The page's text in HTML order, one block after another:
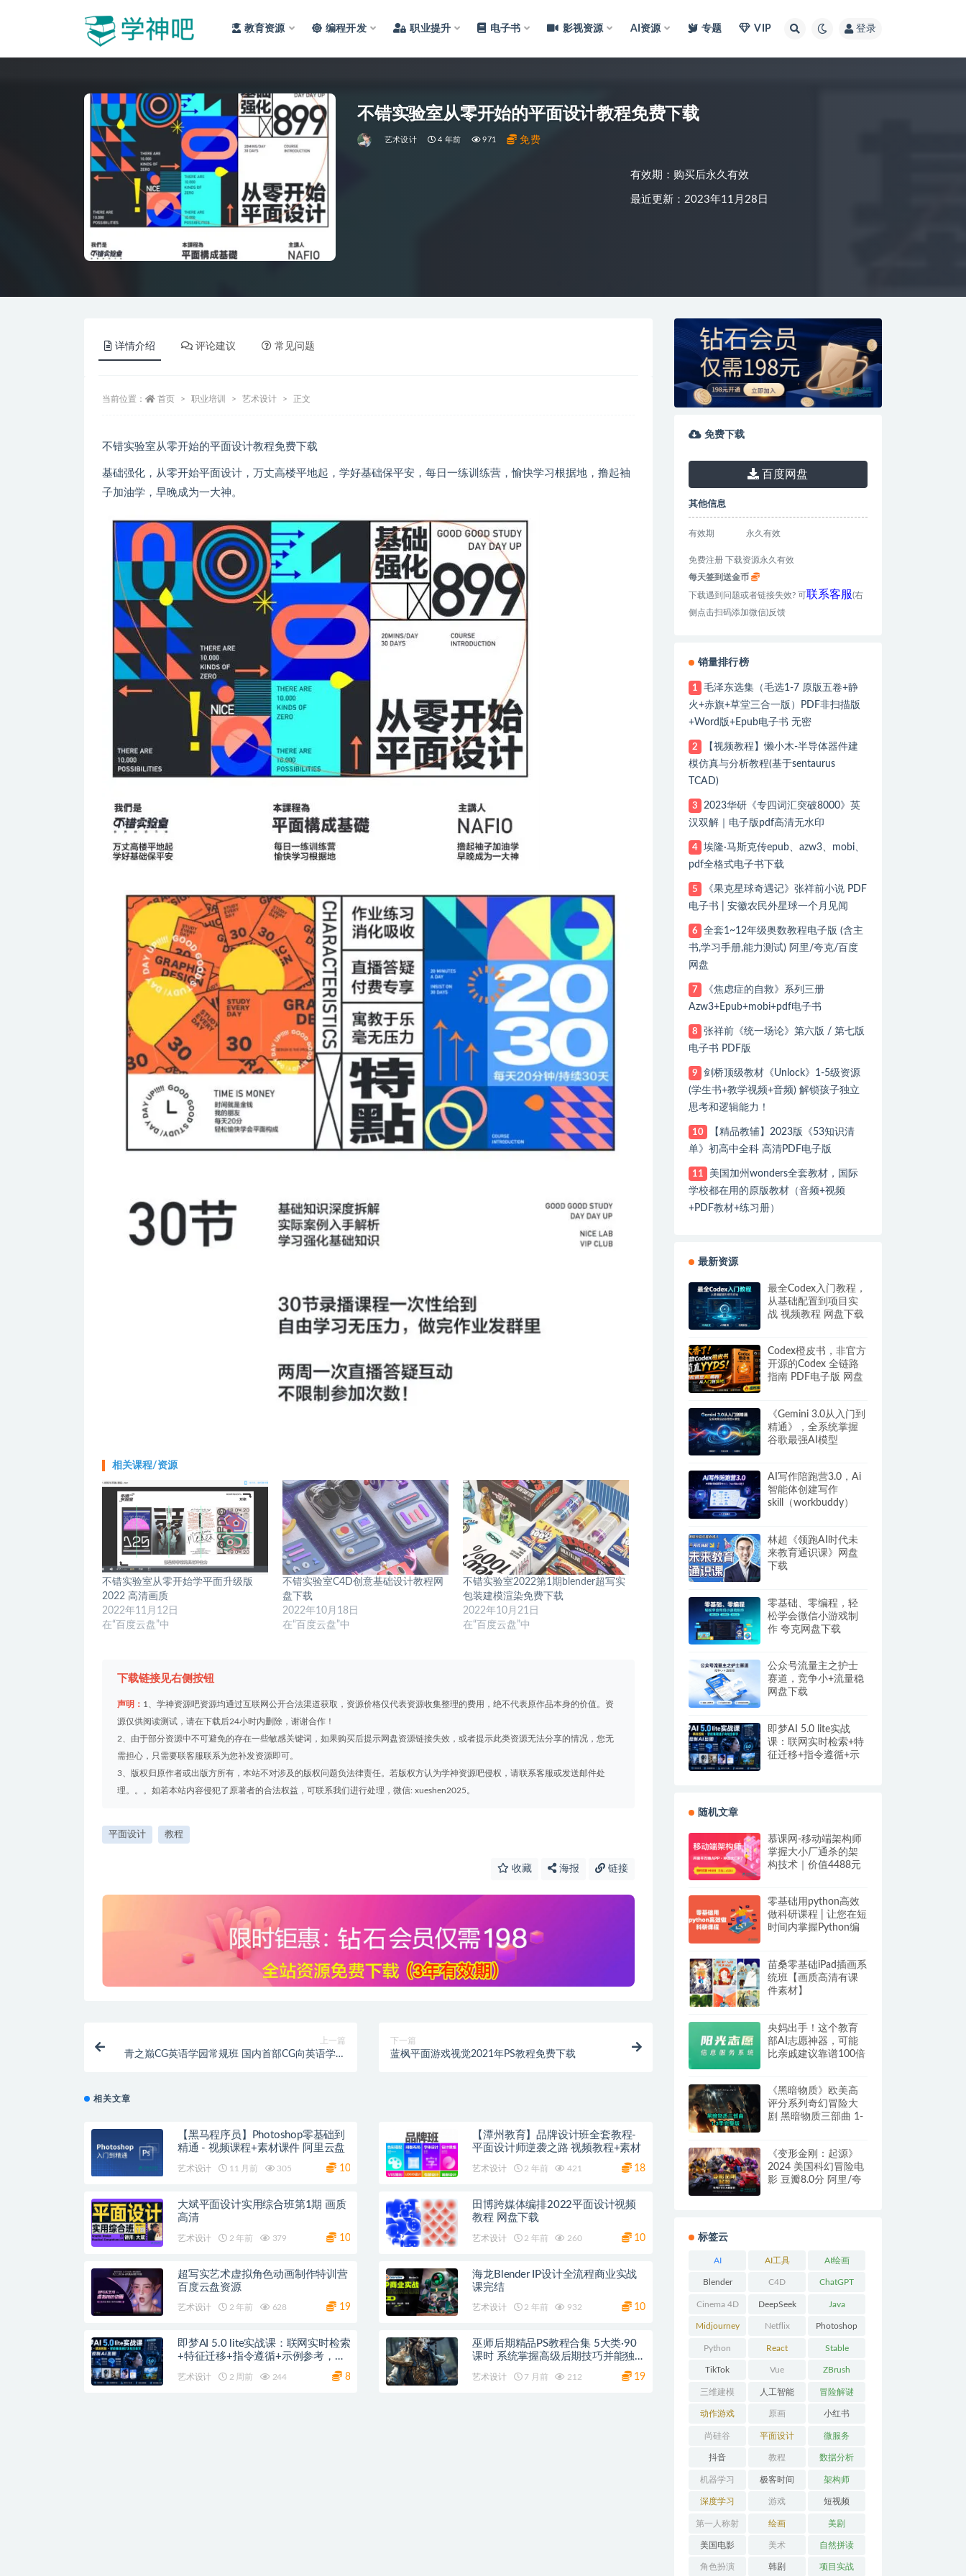
教育资源 编程开发 职业提升 电子书 影视资源 AI资源 专题 VIP 登录
不错实验室从零开始的平面设计教程免费下载
艺术设计 4 年前 971 免费
有效期：购买后永久有效
最近更新：2023年11月28日
详情介绍 评论建议 常见问题
当前位置： 首页 职业培训 艺术设计 正文
不错实验室从零开始的平面设计教程免费下载
基础强化，从零开始平面设计，万丈高楼平地起，学好基础保平安，每日一练训练营，愉快学习根据地，撸起袖
子加油学，早晚成为一大神。
相关课程/资源
不错实验室从零开始学平面升级版
2022 高清画质
2022年11月12日
在“百度云盘”中
不错实验室C4D创意基础设计教程网
盘下载
2022年10月18日
在“百度云盘”中
不错实验室2022第1期blender超写实
包装建模渲染免费下载
2022年10月21日
在“百度云盘”中
下载链接见右侧按钮
声明： 1、学神资源吧资源均通过互联网公开合法渠道获取，资源价格仅代表资源收集整理的费用，绝不代表原作品本身的价值。资
源仅供阅读测试，请在下载后24小时内删除，谢谢合作！
2、由于部分资源中不可避免的存在一些敏感关键词，如果购买后提示网盘资源链接失效，或者提示此类资源无法分享的情况，您无
需担心，只需要联客服联系为您补发资源即可。
3、版权归原作者或出版方所有，本站不对涉及的版权问题负法律责任。若版权方认为学神资源吧侵权，请联系客服或发送邮件处
理。。。如若本站内容侵犯了原著者的合法权益，可联系我们进行处理，微信: xueshen2025。
平面设计 教程
收藏 海报 链接
上一篇
青之巅CG英语学园常规班 国内首部CG向英语学习
下一篇
蓝枫平面游戏视觉2021年PS教程免费下载
相关文章
【黑马程序员】Photoshop零基础到
精通 - 视频课程+素材课件 阿里云盘
艺术设计 11 月前 305 10
【潭州教育】品牌设计班全套教程-
平面设计师逆袭之路 视频教程+素材
艺术设计 2 年前 421 18
大斌平面设计实用综合班第1期 画质
高清
艺术设计 2 年前 379 10
田博跨媒体编排2022平面设计视频
教程 网盘下载
艺术设计 2 年前 260 10
超写实艺术虚拟角色动画制作特训营
百度云盘资源
艺术设计 2 年前 628 19
海龙Blender IP设计全流程商业实战
课完结
艺术设计 2 年前 932 10
即梦AI 5.0 lite实战课：联网实时检索
+特征迁移+指令遵循+示例参考，精
艺术设计 2 周前 244 8
巫师后期精品PS教程合集 5大类·90
课时 系统掌握高级后期技巧并能独
艺术设计 7 月前 212 19
免费下载
百度网盘
其他信息
有效期 永久有效
免费注册 下载资源永久有效
每天签到送金币
下载遇到问题或者链接失效? 可联系客服(右
侧点击扫码添加微信)反馈
销量排行榜
1
毛泽东选集（毛选1-7 原版五卷+静
火+赤旗+草堂三合一版）PDF非扫描版
+Word版+Epub电子书 无密
2
【视频教程】懒小木-半导体器件建
模仿真与分析教程(基于sentaurus
TCAD)
3
2023华研《专四词汇突破8000》英
汉双解｜电子版pdf高清无水印
4
埃隆·马斯克传epub、azw3、mobi、
pdf全格式电子书下载
5
《果克星球奇遇记》张祥前小说 PDF
电子书 | 安徽农民外星球一个月见闻
6
全套1~12年级奥数教程电子版 (含主
书,学习手册,能力测试) 阿里/夸克/百度
网盘
7
《焦虑症的自救》系列三册
Azw3+Epub+mobi+pdf电子书
8
张祥前《统一场论》第六版 / 第七版
电子书 PDF版
9
剑桥顶级教材《Unlock》1-5级资源
(学生书+教学视频+音频) 解锁孩子独立
思考和逻辑能力！
10
【精品教辅】2023版《53知识清
单》初高中全科 高清PDF电子版
11
美国加州wonders全套教材，国际
学校都在用的原版教材（音频+视频
+PDF教材+练习册）
最新资源
最全Codex入门教程，
从基础配置到项目实
战 视频教程 网盘下载
Codex橙皮书，非官方
开源的Codex 全链路
指南 PDF电子版 网盘
《Gemini 3.0从入门到
精通》，全系统掌握
谷歌最强AI模型
AI写作陪跑营3.0，Ai
智能体创建写作
skill（workbuddy）
林超《领跑AI时代未
来教育通识课》网盘
下载
零基础、零编程，轻
松学会微信小游戏制
作 夸克网盘下载
公众号流量主之护士
赛道，竞争小+流量稳
网盘下载
即梦AI 5.0 lite实战
课：联网实时检索+特
征迁移+指令遵循+示
随机文章
慕课网-移动端架构师
掌握大小厂通杀的架
构技术｜价值4488元
零基础用python高效
做科研课程 | 让您在短
时间内掌握Python编
苗桑零基础iPad插画系
统班【画质高清有课
件素材】
央妈出手！这个教育
部AI志愿神器，可能
比亲戚建议靠谱100倍
《黑暗物质》欧美高
评分系列奇幻冒险大
剧 黑暗物质三部曲 1-
《变形金刚：起源》
2024 美国科幻冒险电
影 豆瓣8.0分 阿里/夸
标签云
AI AI工具 AI绘画
Blender C4D ChatGPT
Cinema 4D DeepSeek Java
Midjourney Netflix Photoshop
Python React Stable
Diffusion
TikTok Vue ZBrush
三维建模 人工智能 冒险解谜
AVG
动作游戏
ACT
原画 小红书
尚硅谷 平面设计 微服务
抖音 教程 数据分析
机器学习 极客时间 架构师
深度学习 游戏 短视频
第一人称射
击FPS
绘画 美剧
美国电影 美术 自然拼读
角色扮演 韩剧 项目实战